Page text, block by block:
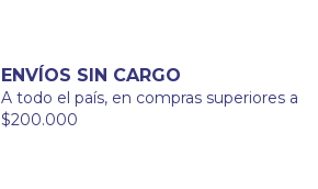
ENVÍOS SIN CARGO
A todo el país, en compras superiores a
$200.000